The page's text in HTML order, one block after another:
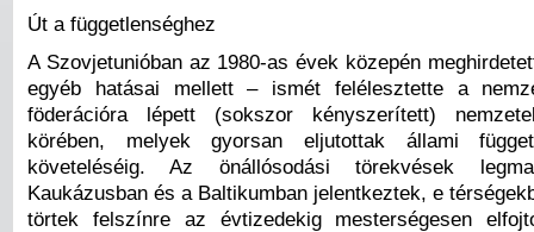
Út a függetlenséghez
A Szovjetunióban az 1980-as évek közepén
egyéb hatásai mellett – ismét felélesztette a
föderációra lépett (sokszor kényszerített)
körében, melyek gyorsan eljutottak állami
követeléséig. Az önállósodási törekvések
Kaukázusban és a Baltikumban jelentkeztek, e
törtek felszínre az évtizedekig mesterségesen